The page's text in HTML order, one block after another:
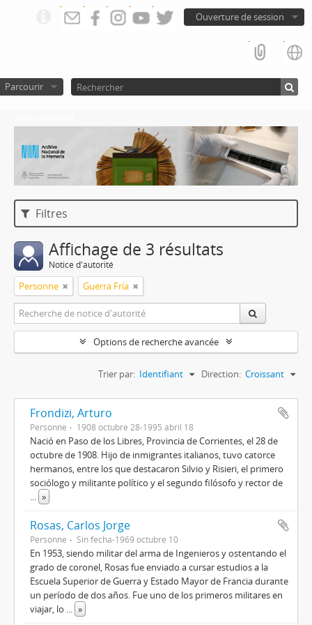
Ouverture de session
Parcourir
Filtres
Affichage de 3 résultats
Notice d'autorité
Personne Guerra Fría
Options de recherche avancée
Trier par: Identifiant Direction: Croissant
Frondizi, Arturo
Personne 1908 octubre 28-1995 abril 18
Nació en Paso de los Libres, Provincia de Corrientes, el 28 de
octubre de 1908. Hijo de inmigrantes italianos, tuvo catorce
hermanos, entre los que destacaron Silvio y Risieri, el primero
sociólogo y militante político y el segundo filósofo y rector de
... »
Rosas, Carlos Jorge
Personne Sin fecha-1969 octubre 10
En 1953, siendo militar del arma de Ingenieros y ostentando el
grado de coronel, Rosas fue enviado a cursar estudios a la
Escuela Superior de Guerra y Estado Mayor de Francia durante
un período de dos años. Fue uno de los primeros militares en
viajar, lo ... »